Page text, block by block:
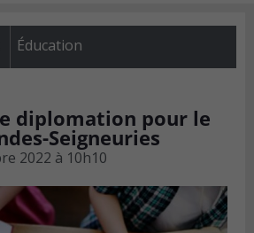
Éducation
diplomation pour le
Seigneuries
2022 à 10h10